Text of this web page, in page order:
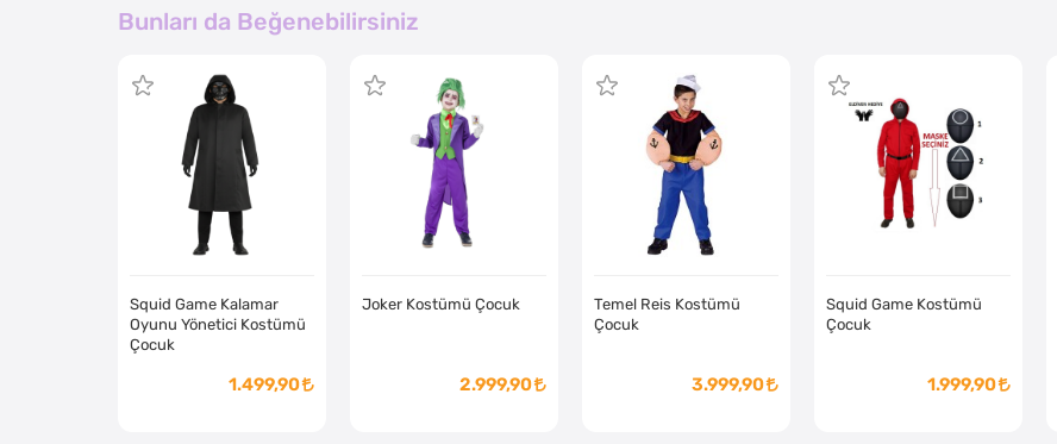
Bunları da Beğenebilirsiniz
Squid Game Kalamar
Oyunu Yönetici Kostümü
Çocuk
1.499,90
Joker Kostümü Çocuk
2.999,90
Temel Reis Kostümü
Çocuk
3.999,90
Squid Game Kostümü
Çocuk
1.999,90